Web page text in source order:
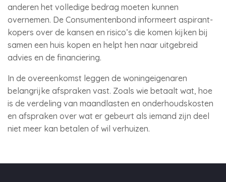
anderen het volledige bedrag moeten kunnen
overnemen. De Consumentenbond informeert aspirant-
kopers over de kansen en risico’s die komen kijken bij
samen een huis kopen en helpt hen naar uitgebreid
advies en de financiering.
In de overeenkomst leggen de woningeigenaren
belangrijke afspraken vast. Zoals wie betaalt wat, hoe
is de verdeling van maandlasten en onderhoudskosten
en afspraken over wat er gebeurt als iemand zijn deel
niet meer kan betalen of wil verhuizen.